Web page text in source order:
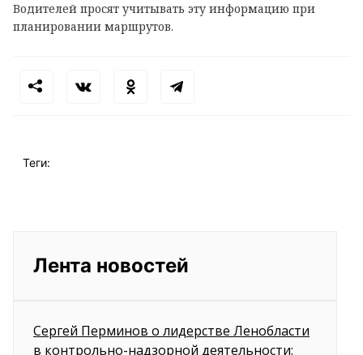
Водителей просят учитывать эту информацию при
планировании маршрутов.
Теги:
Лента новостей
Сергей Перминов о лидерстве Ленобласти
в контрольно-надзорной деятельности: